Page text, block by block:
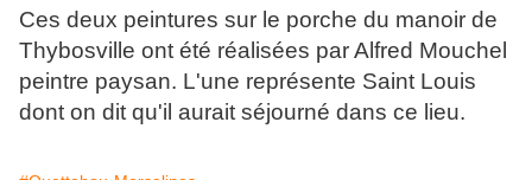
Ces deux peintures sur le porche du manoir de
Thybosville ont été réalisées par Alfred Mouchel
peintre paysan. L'une représente Saint Louis
dont on dit qu'il aurait séjourné dans ce lieu.